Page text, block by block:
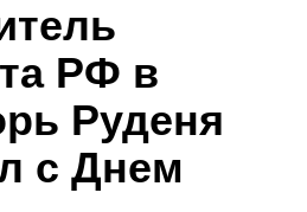
РФ в
Руденя
с Днем